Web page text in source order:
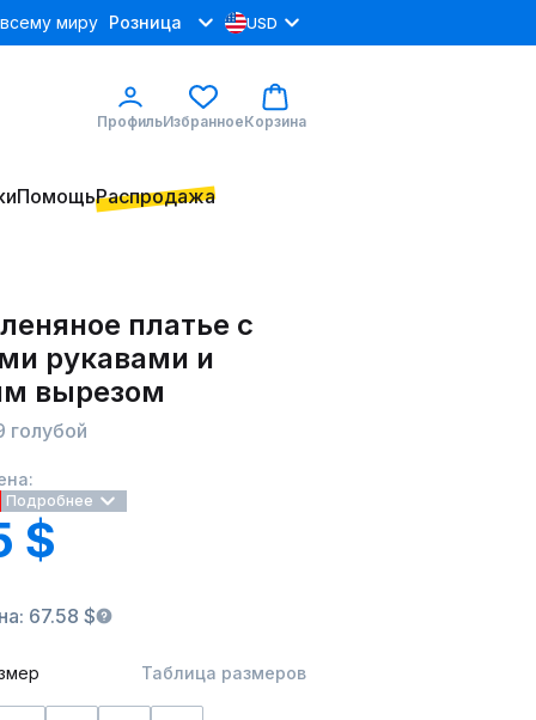
миру Розница USD
ПрофильИзбранноеКорзина
ПомощьРаспродажа
платье с
рукавами и
вырезом
голубой
Подробнее
$
67.58 $
Таблица размеров